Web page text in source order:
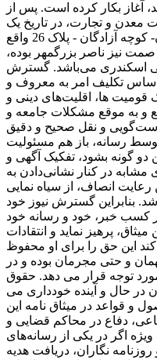
بکار کرده است. پس از
و تجارت، در تاریخ یک
اردیبهشت سال 1394 به شماره ثبت 35854 و شناسه ملی 14004862024 به ثبت رسیده است. دفتر مرکزی این موسسه در تهران- خیابان قایم مقام فراهانی- جنب کلینیک تهران- کوچه آزادگان - پلاک 26 واقع
نیز ناصر بزرگمهر بوده،
اسکندری می‌باشد. گسترش
اساس تکلیف امر به‌ معروف و
قومیت ‌ها، اقلیت‌های دینی و
و به‌ موقع مشکلات جامعه و
و نقل صحیح و دقیق
رسانه، باز هم مسئولیت
دو گونه بشود، تفکیک آگهی و
مشابه در کنار نشانی‌دادن به
انصاف، از سیاه ‌نمایی
بنابراین گسترش نیوز خود
کسب خبر، خود و رسانه خود
پرهیز نماید و انتقادات‌
این حق را برای او محفوظ
و حتی مجرمان بوده و در
توجه قرار می دهد. حقوق
در حال و آینده خودداری می
و قواعد در میثاق نامه این
دفاع در محاکم قضایی و
اگر در یکی از رسانه‌های
‌نگاران، دریافت هدیه